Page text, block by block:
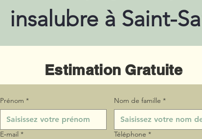
insalubre à Saint-
Estimation Gratuite
Prénom * Nom de famille *
E‑mail * Téléphone *